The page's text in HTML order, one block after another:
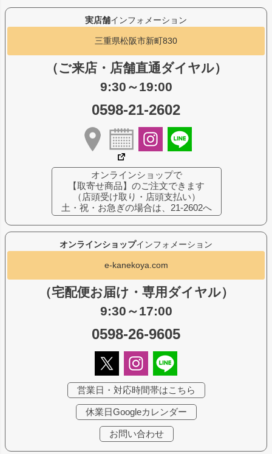
オンラインショップインフォメーション
e-kanekoya.com
（宅配便お届け・専用ダイヤル）
9:30～17:00
0598-26-9605
営業日・対応時間帯はこちら
休業日Googleカレンダー
お問い合わせ
実店舗インフォメーション
三重県松阪市新町830
（ご来店・店舗直通ダイヤル）
9:30～19:00
0598-21-2602
オンラインショップで
【取寄せ商品】のご注文できます
（店頭受け取り・店頭支払い）
土・祝・お急ぎの場合は、21-2602へ